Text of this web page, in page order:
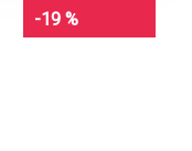
-19 %